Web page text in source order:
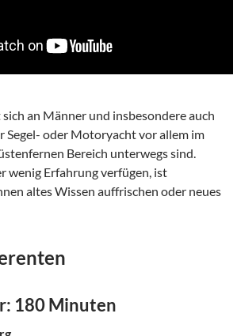
an Männer und insbesondere auch
Segel- oder Motoryacht vor allem im
Bereich unterwegs sind.
wenig Erfahrung verfügen, ist
altes Wissen auffrischen oder neues
180 Minuten